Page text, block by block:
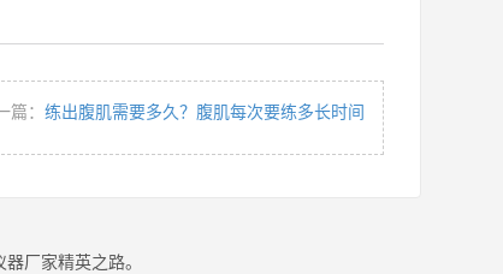
篇： 练出腹肌需要多久？腹肌每次要练多长时间
厂家精英之路。